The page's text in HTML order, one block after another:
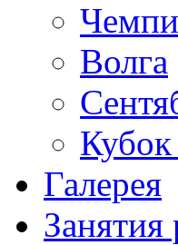
Волга
Галерея
Занятия